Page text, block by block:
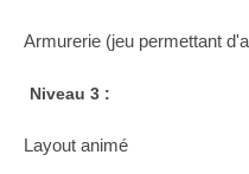
Armurerie (jeu permettant
Niveau 3 :
Layout animé